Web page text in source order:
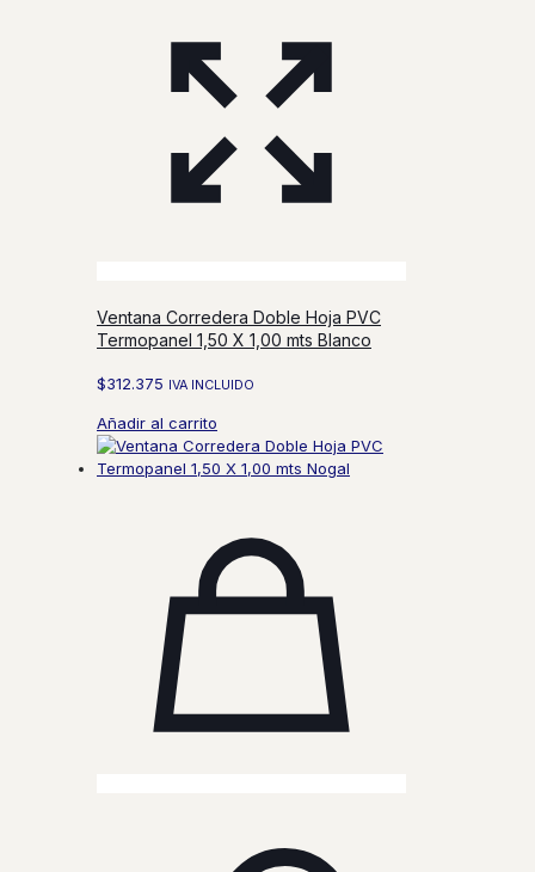
Ventana Corredera Doble Hoja PVC
Termopanel 1,50 X 1,00 mts Blanco
$312.375 IVA INCLUIDO
Añadir al carrito